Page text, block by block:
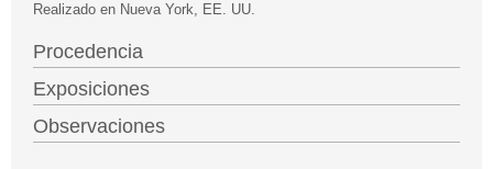
Realizado en Nueva York, EE. UU.
Procedencia
Exposiciones
Observaciones